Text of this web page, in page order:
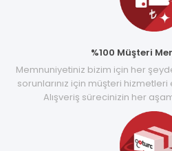
%100 Müşteri
Memnuniyetiniz bizim için her
sorunlarınız için müşteri
Alışveriş sürecinizin her